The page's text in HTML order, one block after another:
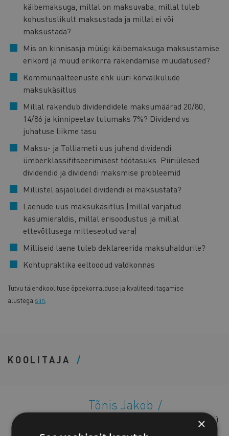
käibemaksuga, millal on maksuvaba, millal tuleb
kohustuslikult maksustada ja millal ei või
maksustada?
Mis on kinnisasja müügi käibemaksuga maksustamise
erikord ja muud erikorra rakendamise muudatused?
Kommunaalteenuste ehk üüri kõrvalkulude
maksukäsitlus
Millal rakendub dividendidele maksumäärad 20/80,
14/86 ja kinnipeetav tulumaks 7%? Dividend vs
juhatuse liikme tasu
Maksu- ja Tolliameti uus juhend dividendi
ümberklassifitseerimisest töötasuks. Piiriülesed
dividendid ja dividendi maksmise probleemid
Millistel asjaoludel dividendi ei maksustata?
Laenude uus maksukäsitlus (millal varjatud
kasumieraldis, millal erisoodustus ja millal
ettevõtlusega mitteseotud vara)
Milliseid laene tuleb deklareerida maksuhaldurile?
Kohtupraktika eeltoodud valdkonnas
Tutvu täiendkoolituse õppekorralduse ja kvaliteedi tagamise
alustega siin
KOOLITAJA
Tõnis Jakob
Tõnis Jakob on audiitoräriühingu OÜ
Marisett juhataja ja juhtiv
×